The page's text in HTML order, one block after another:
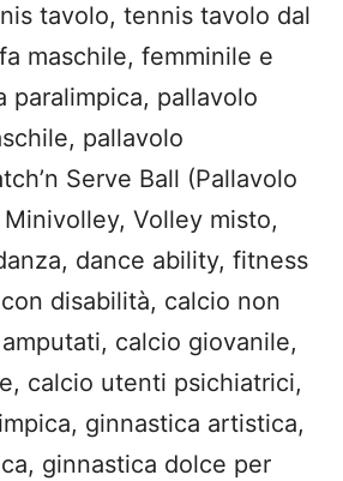
tavolo, tennis tavolo dal
maschile, femminile e
paralimpica, pallavolo
pallavolo
Serve Ball (Pallavolo
Minivolley, Volley misto,
dance ability, fitness
disabilità, calcio non
calcio giovanile,
calcio utenti psichiatrici,
mpica, ginnastica artistica,
ginnastica dolce per